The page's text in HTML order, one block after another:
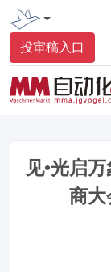
投审稿入口
见•光启
商大